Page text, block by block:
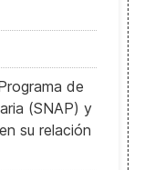
de
(SNAP) y
su relación